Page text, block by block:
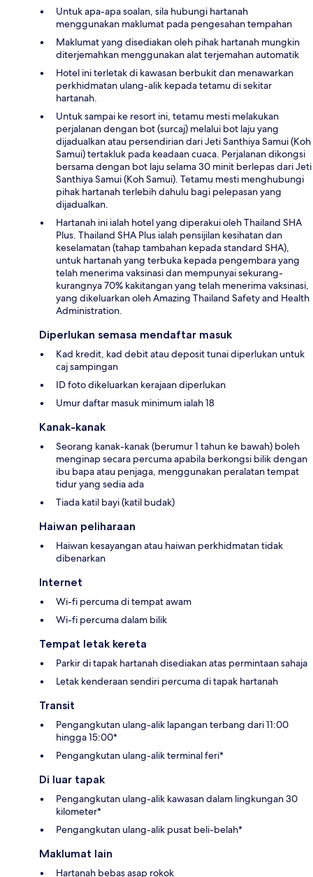
Untuk apa-apa soalan, sila hubungi hartanah
menggunakan maklumat pada pengesahan tempahan
Maklumat yang disediakan oleh pihak hartanah mungkin
diterjemahkan menggunakan alat terjemahan automatik
Hotel ini terletak di kawasan berbukit dan menawarkan
perkhidmatan ulang-alik kepada tetamu di sekitar
hartanah.
Untuk sampai ke resort ini, tetamu mesti melakukan
perjalanan dengan bot (surcaj) melalui bot laju yang
dijadualkan atau persendirian dari Jeti Santhiya Samui (Koh
Samui) tertakluk pada keadaan cuaca. Perjalanan dikongsi
bersama dengan bot laju selama 30 minit berlepas dari Jeti
Santhiya Samui (Koh Samui). Tetamu mesti menghubungi
pihak hartanah terlebih dahulu bagi pelepasan yang
dijadualkan.
Hartanah ini ialah hotel yang diperakui oleh Thailand SHA
Plus. Thailand SHA Plus ialah pensijilan kesihatan dan
keselamatan (tahap tambahan kepada standard SHA),
untuk hartanah yang terbuka kepada pengembara yang
telah menerima vaksinasi dan mempunyai sekurang-
kurangnya 70% kakitangan yang telah menerima vaksinasi,
yang dikeluarkan oleh Amazing Thailand Safety and Health
Administration.
Diperlukan semasa mendaftar masuk
Kad kredit, kad debit atau deposit tunai diperlukan untuk
caj sampingan
ID foto dikeluarkan kerajaan diperlukan
Umur daftar masuk minimum ialah 18
Kanak-kanak
Seorang kanak-kanak (berumur 1 tahun ke bawah) boleh
menginap secara percuma apabila berkongsi bilik dengan
ibu bapa atau penjaga, menggunakan peralatan tempat
tidur yang sedia ada
Tiada katil bayi (katil budak)
Haiwan peliharaan
Haiwan kesayangan atau haiwan perkhidmatan tidak
dibenarkan
Internet
Wi-fi percuma di tempat awam
Wi-fi percuma dalam bilik
Tempat letak kereta
Parkir di tapak hartanah disediakan atas permintaan sahaja
Letak kenderaan sendiri percuma di tapak hartanah
Transit
Pengangkutan ulang-alik lapangan terbang dari 11:00
hingga 15:00*
Pengangkutan ulang-alik terminal feri*
Di luar tapak
Pengangkutan ulang-alik kawasan dalam lingkungan 30
kilometer*
Pengangkutan ulang-alik pusat beli-belah*
Maklumat lain
Hartanah bebas asap rokok